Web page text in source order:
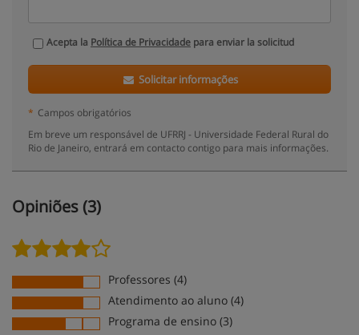
Acepta la Política de Privacidade para enviar la solicitud
Solicitar informações
* Campos obrigatórios
Em breve um responsável de UFRRJ - Universidade Federal Rural do
Rio de Janeiro, entrará em contacto contigo para mais informações.
Opiniões (3)
Professores (4)
Atendimento ao aluno (4)
Programa de ensino (3)